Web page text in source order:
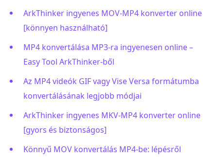
ArkThinker ingyenes MOV-MP4 konverter online
[könnyen használható]
MP4 konvertálása MP3-ra ingyenesen online –
Easy Tool ArkThinker-ből
Az MP4 videók GIF vagy Vise Versa formátumba
konvertálásának legjobb módjai
ArkThinker ingyenes MKV-MP4 konverter online
[gyors és biztonságos]
Könnyű MOV konvertálás MP4-be: lépésről